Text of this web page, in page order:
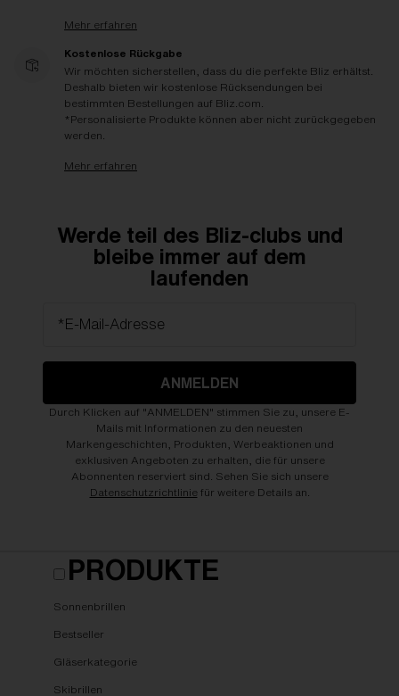
Mehr erfahren
Kostenlose Rückgabe
Wir möchten sicherstellen, dass du die perfekte Bliz erhältst.
Deshalb bieten wir kostenlose Rücksendungen bei
bestimmten Bestellungen auf Bliz.com.
*Personalisierte Produkte können aber nicht zurückgegeben
werden.
Mehr erfahren
Werde teil des Bliz-clubs und
bleibe immer auf dem
laufenden
*E-Mail-Adresse
ANMELDEN
Durch Klicken auf "ANMELDEN" stimmen Sie zu, unsere E-
Mails mit Informationen zu den neuesten
Markengeschichten, Produkten, Werbeaktionen und
exklusiven Angeboten zu erhalten, die für unsere
Abonnenten reserviert sind. Sehen Sie sich unsere
Datenschutzrichtlinie für weitere Details an.
PRODUKTE
Sonnenbrillen
Bestseller
Gläserkategorie
Skibrillen